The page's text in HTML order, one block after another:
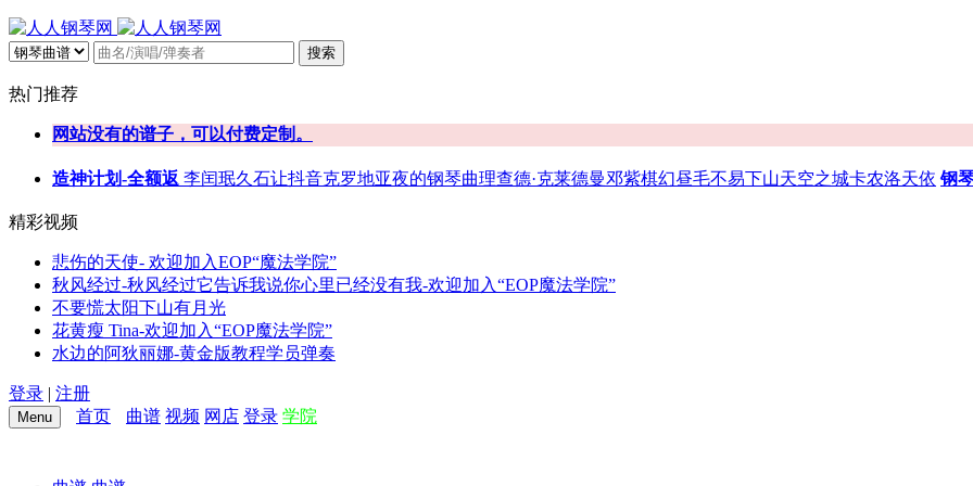
搜索
热门推荐
网站没有的谱子，可以付费定制。
造神计划-全额返 李闰珉久石让抖音克罗地亚夜的钢琴曲理查德·克莱德曼邓紫棋幻昼毛不易下山天空之城卡农洛天依 钢
精彩视频
悲伤的天使- 欢迎加入EOP“魔法学院”
秋风经过-秋风经过它告诉我说你心里已经没有我-欢迎加入“EOP魔法学院”
不要慌太阳下山有月光
花黄瘦 Tina-欢迎加入“EOP魔法学院”
水边的阿狄丽娜-黄金版教程学员弹奏
登录 | 注册
Menu 首页 曲谱 视频 网店 登录 学院